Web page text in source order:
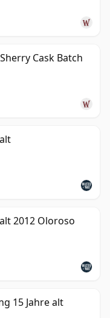
Cask Batch
2012 Oloroso
15 Jahre alt